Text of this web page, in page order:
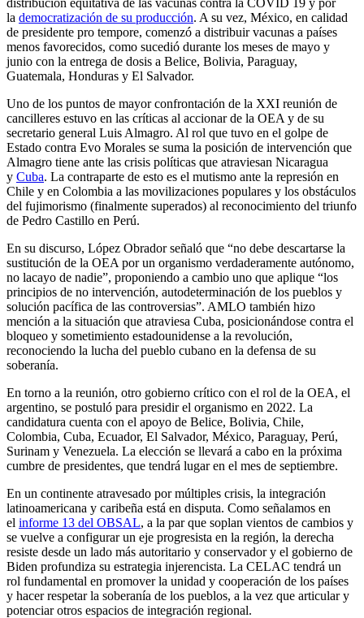
la democratización de su producción. A su vez, México, en calidad
de presidente pro tempore, comenzó a distribuir vacunas a países
menos favorecidos, como sucedió durante los meses de mayo y
junio con la entrega de dosis a Belice, Bolivia, Paraguay,
Guatemala, Honduras y El Salvador.
Uno de los puntos de mayor confrontación de la XXI reunión de
cancilleres estuvo en las críticas al accionar de la OEA y de su
secretario general Luis Almagro. Al rol que tuvo en el golpe de
Estado contra Evo Morales se suma la posición de intervención que
Almagro tiene ante las crisis políticas que atraviesan Nicaragua
y Cuba. La contraparte de esto es el mutismo ante la represión en
Chile y en Colombia a las movilizaciones populares y los obstáculos
del fujimorismo (finalmente superados) al reconocimiento del triunfo
de Pedro Castillo en Perú.
En su discurso, López Obrador señaló que “no debe descartarse la
sustitución de la OEA por un organismo verdaderamente autónomo,
no lacayo de nadie”, proponiendo a cambio uno que aplique “los
principios de no intervención, autodeterminación de los pueblos y
solución pacífica de las controversias”. AMLO también hizo
mención a la situación que atraviesa Cuba, posicionándose contra el
bloqueo y sometimiento estadounidense a la revolución,
reconociendo la lucha del pueblo cubano en la defensa de su
soberanía.
En torno a la reunión, otro gobierno crítico con el rol de la OEA, el
argentino, se postuló para presidir el organismo en 2022. La
candidatura cuenta con el apoyo de Belice, Bolivia, Chile,
Colombia, Cuba, Ecuador, El Salvador, México, Paraguay, Perú,
Surinam y Venezuela. La elección se llevará a cabo en la próxima
cumbre de presidentes, que tendrá lugar en el mes de septiembre.
En un continente atravesado por múltiples crisis, la integración
latinoamericana y caribeña está en disputa. Como señalamos en
el informe 13 del OBSAL, a la par que soplan vientos de cambios y
se vuelve a configurar un eje progresista en la región, la derecha
resiste desde un lado más autoritario y conservador y el gobierno de
Biden profundiza su estrategia injerencista. La CELAC tendrá un
rol fundamental en promover la unidad y cooperación de los países
y hacer respetar la soberanía de los pueblos, a la vez que articular y
potenciar otros espacios de integración regional.